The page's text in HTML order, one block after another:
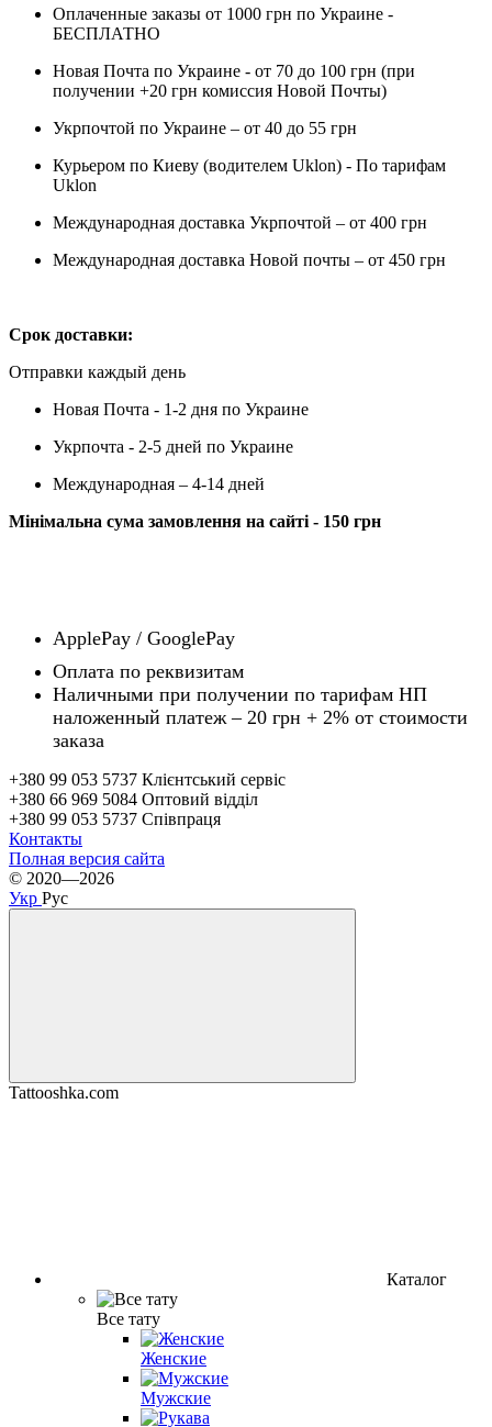
Оплаченные заказы от 1000 грн по Украине -
БЕСПЛАТНО
Новая Почта по Украине - от 70 до 100 грн (при
получении +20 грн комиссия Новой Почты)
Укрпочтой по Украине – от 40 до 55 грн
Курьером по Киеву (водителем Uklon) - По тарифам
Uklon
Международная доставка Укрпочтой – от 400 грн
Международная доставка Новой почты – от 450 грн
Срок доставки:
Отправки каждый день
Новая Почта - 1-2 дня по Украине
Укрпочта - 2-5 дней по Украине
Международная – 4-14 дней
Мінімальна сума замовлення на сайті - 150 грн
ApplePay / GooglePay
Оплата по реквизитам
Наличными при получении по тарифам НП
наложенный платеж – 20 грн + 2% от стоимости
заказа
+380 99 053 5737 Клієнтський сервіс
+380 66 969 5084 Оптовий відділ
+380 99 053 5737 Співпраця
Контакты
Полная версия сайта
© 2020—2026
Укр Рус
Tattooshka.com
Каталог
Все тату
Женские
Мужские